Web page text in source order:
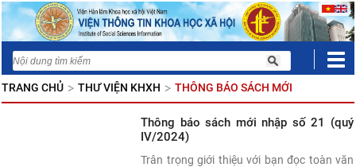
TRANG CHỦ THƯ VIỆN KHXH THÔNG BÁO SÁCH MỚI
Thông báo sách mới nhập số 21 (quý
IV/2024)
Trân trọng giới thiệu với bạn đọc toàn văn